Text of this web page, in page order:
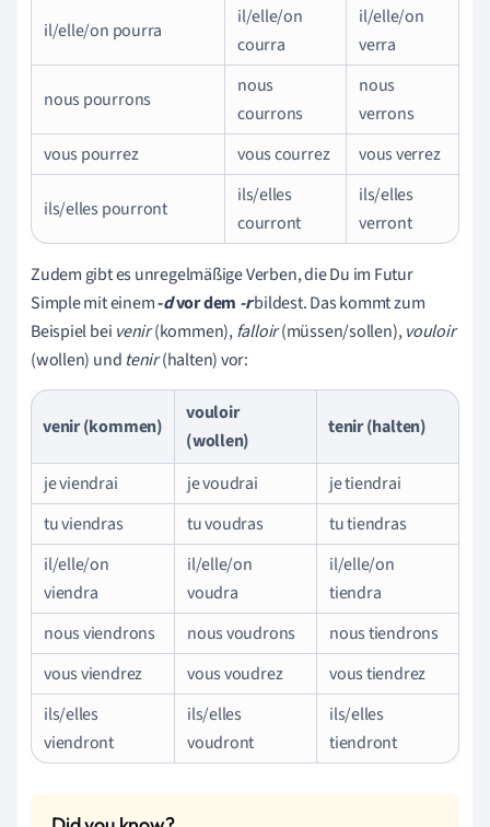
il/elle/on pourra
il/elle/on
courra
il/elle/on
verra
nous pourrons
nous
courrons
nous
verrons
vous pourrez
vous courrez vous verrez
ils/elles pourront
ils/elles
courront
ils/elles
verront
Zudem gibt es unregelmäßige Verben, die Du im Futur
Simple mit einem-dvor dem -rbildest. Das kommt zum
Beispiel bei venir(kommen),falloir(müssen/sollen),vouloir
(wollen) und tenir(halten) vor:
venir (kommen)
vouloir
(wollen)
tenir (halten)
je viendrai je voudrai
je tiendrai
tu viendras
tu voudras
tu tiendras
il/elle/on
viendra
il/elle/on
voudra
il/elle/on
tiendra
nous viendrons
nous voudrons
nous tiendrons
vous viendrez
vous voudrez
vous tiendrez
ils/elles
viendront
ils/elles
voudront
ils/elles
tiendront